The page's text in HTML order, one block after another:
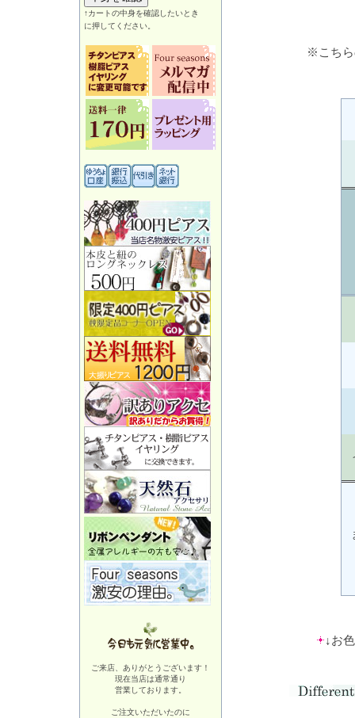
↑カートの中身を確認したいとき
に押してください。
ご来店、ありがとうございます！
現在当店は通常通り
営業しております。
ご注文いただいたのに
※こちら
↓お